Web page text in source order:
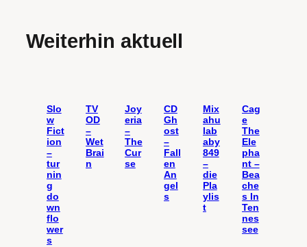
Weiterhin aktuell
Slo
w
Fict
ion
–
tur
nin
g
do
wn
flo
wer
s
TV
OD
–
Wet
Brai
n
Joy
eria
–
The
Cur
se
CD
Gh
ost
–
Fall
en
An
gel
s
Mix
ahu
lab
aby
849
–
die
Pla
ylis
t
Cag
e
The
Ele
pha
nt –
Bea
che
s In
Ten
nes
see